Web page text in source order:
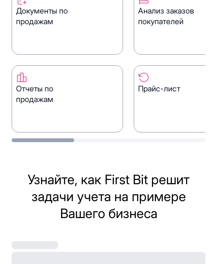
Документы по
продажам
Генерируйте коммерческие
предложения и заказы
покупателей быстро и без
ошибок.
Отчеты по
продажам
Анализируйте выручку,
Анализ заказов
покупателей
Получайте полную
информацию о
Прайс-лист
Узнайте, как First Bit решит
задачи учета на примере
Вашего бизнеса